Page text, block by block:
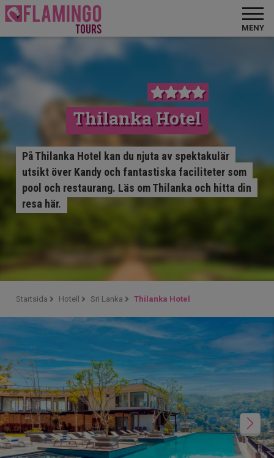
MENY
Thilanka Hotel
På Thilanka Hotel kan du njuta av spektakulär
utsikt över Kandy och fantastiska faciliteter som
pool och restaurang. Läs om Thilanka och hitta din
resa här.
Startsida Hotell Sri Lanka Thilanka Hotel